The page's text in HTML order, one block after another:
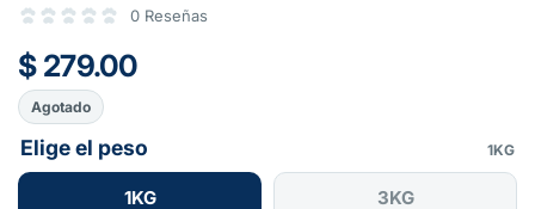
0 Reseñas
$ 279.00
Agotado
Elige el peso 1KG
1KG 3KG